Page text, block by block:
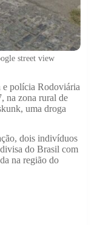
street view
e polícia Rodoviária
na zona rural de
uma droga
dois indivíduos
do Brasil com
na região do